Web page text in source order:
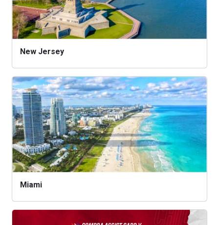
New Jersey
Miami